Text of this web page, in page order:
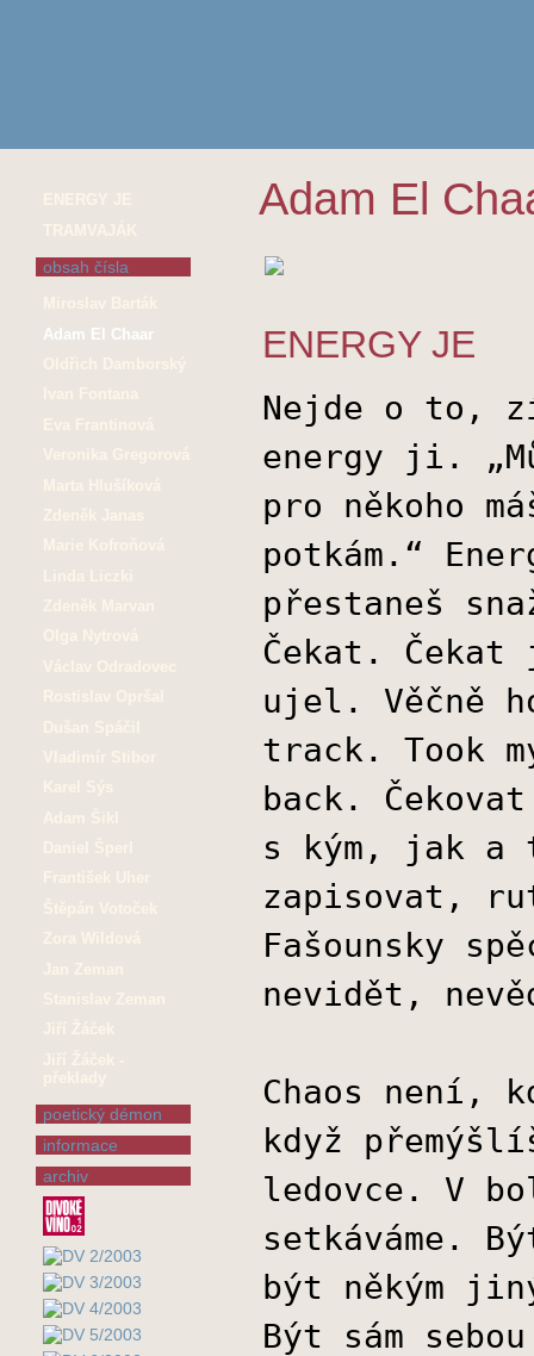
obsah čísla
Adam El Chaar
poetický démon
informace
archiv
Adam El
ENERGY JE
Nejde o to,
energy ji.
pro někoho
potkám.“
přestaneš
Čekat.
ujel. Věčně
track. Took
back.
s kým, jak a
zapisovat,
Fašounsky
nevidět,
Chaos není,
když
ledovce. V
setkáváme.
být někým
Být sám